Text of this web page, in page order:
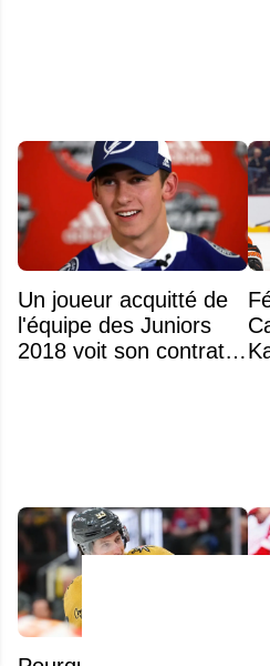
Un joueur acquitté de
l'équipe des Juniors
2018 voit son contrat